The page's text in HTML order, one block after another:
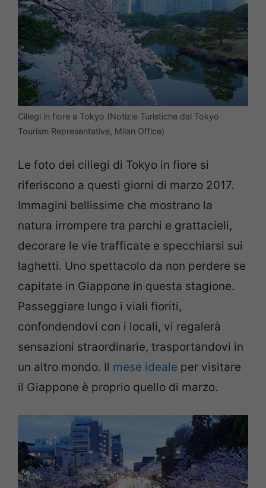
Ciliegi in fiore a Tokyo (Notizie Turistiche dal Tokyo
Tourism Representative, Milan Office)
Le foto dei ciliegi di Tokyo in fiore si
riferiscono a questi giorni di marzo 2017.
Immagini bellissime che mostrano la
natura irrompere tra parchi e grattacieli,
decorare le vie trafficate e specchiarsi sui
laghetti. Uno spettacolo da non perdere se
capitate in Giappone in questa stagione.
Passeggiare lungo i viali fioriti,
confondendovi con i locali, vi regalerà
sensazioni straordinarie, trasportandovi in
un altro mondo. Il mese ideale per visitare
il Giappone è proprio quello di marzo.